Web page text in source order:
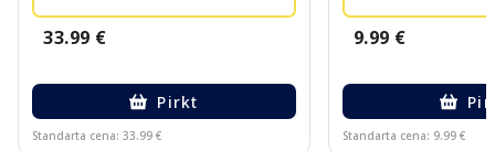
33.99 €
Pirkt
Standarta cena: 33.99 €
9.99 €
Standarta cena: 9.99 €